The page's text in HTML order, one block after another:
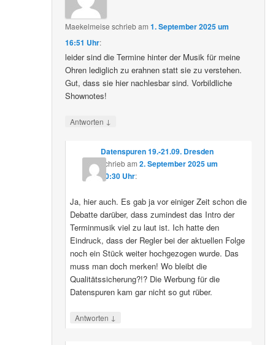
Maekelmeise schriebam1. September 2025 um
16:51 Uhr:
leider sind die Termine hinter der Musik für meine
Ohren lediglich zu erahnen statt sie zu verstehen.
Gut, dass sie hier nachlesbar sind. Vorbildliche
Shownotes!
Antworten ↓
Datenspuren 19.-21.09. Dresden
schriebam 2. September 2025 um
10:30 Uhr:
Ja, hier auch. Es gab ja vor einiger Zeit schon die
Debatte darüber, dass zumindest das Intro der
Terminmusik viel zu laut ist. Ich hatte den
Eindruck, dass der Regler bei der aktuellen Folge
noch ein Stück weiter hochgezogen wurde. Das
muss man doch merken! Wo bleibt die
Qualitätssicherung?!? Die Werbung für die
Datenspuren kam gar nicht so gut rüber.
Antworten ↓